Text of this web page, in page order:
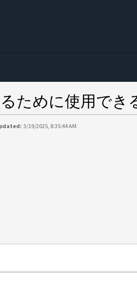
ために使用でき
3/19/2025, 8:35:44 AM